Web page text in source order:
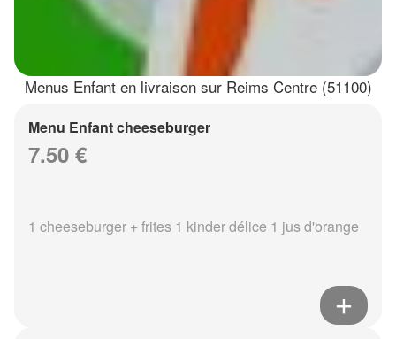
Menus Enfant en livraison sur Reims Centre (51100)
Menu Enfant cheeseburger
7.50 €
1 cheeseburger + frites 1 kinder délice 1 jus d'orange